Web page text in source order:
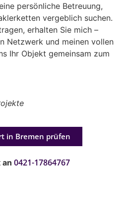
persönliche Betreuung,
vergeblich suchen.
erhalten Sie mich –
Netzwerk und meinen vollen
Ihr Objekt gemeinsam zum
in Bremen prüfen
0421-17864767